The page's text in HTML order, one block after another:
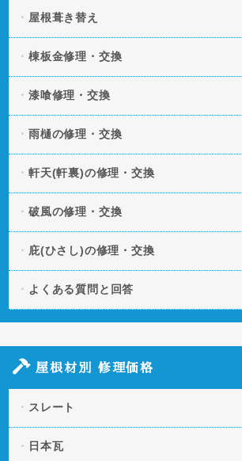
を追加しました。
「屋根の色褪せの原因とは？美観
イミング」の記事を追加しました。
屋根葺き替え
棟板金修理・交換
漆喰修理・交換
雨樋の修理・交換
軒天(軒裏)の修理・交換
破風の修理・交換
庇(ひさし)の修理・交換
よくある質問と回答
屋根材別 修理価格
スレート
日本瓦